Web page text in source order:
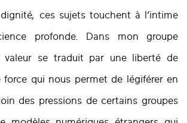
ces sujets touchent à l’intime
profonde. Dans mon groupe
valeur se traduit par une liberté de
force qui nous permet de légiférer en
des pressions de certains groupes